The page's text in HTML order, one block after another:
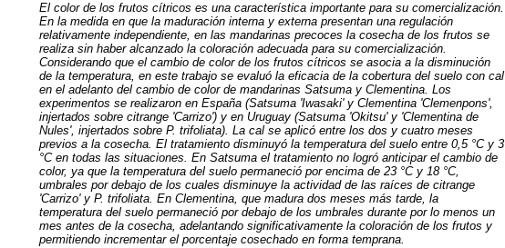
El color de los frutos cítricos es una característica importante para su comercialización.
En la medida en que la maduración interna y externa presentan una regulación
relativamente independiente, en las mandarinas precoces la cosecha de los frutos se
realiza sin haber alcanzado la coloración adecuada para su comercialización.
Considerando que el cambio de color de los frutos cítricos se asocia a la disminución
de la temperatura, en este trabajo se evaluó la eficacia de la cobertura del suelo con cal
en el adelanto del cambio de color de mandarinas Satsuma y Clementina. Los
experimentos se realizaron en España (Satsuma 'Iwasaki' y Clementina 'Clemenpons',
injertados sobre citrange 'Carrizo') y en Uruguay (Satsuma 'Okitsu' y 'Clementina de
Nules', injertados sobre P. trifoliata). La cal se aplicó entre los dos y cuatro meses
previos a la cosecha. El tratamiento disminuyó la temperatura del suelo entre 0,5 °C y 3
°C en todas las situaciones. En Satsuma el tratamiento no logró anticipar el cambio de
color, ya que la temperatura del suelo permaneció por encima de 23 °C y 18 °C,
umbrales por debajo de los cuales disminuye la actividad de las raíces de citrange
'Carrizo' y P. trifoliata. En Clementina, que madura dos meses más tarde, la
temperatura del suelo permaneció por debajo de los umbrales durante por lo menos un
mes antes de la cosecha, adelantando significativamente la coloración de los frutos y
permitiendo incrementar el porcentaje cosechado en forma temprana.